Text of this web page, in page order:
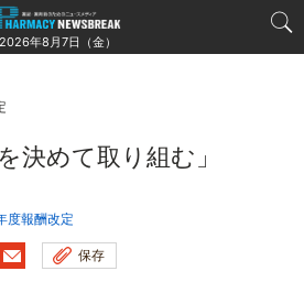
2026年8月7日（金）
決めて取り組む」
度報酬改定
保存